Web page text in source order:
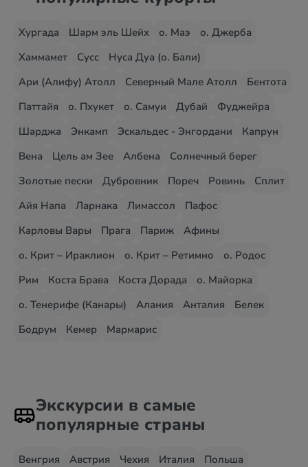
Хургада Шарм эль Шейх о. Маэ
о. Джерба
Хаммамет
Сусс
Нуса Дуа (о. Бали)
Ари (Алифу) Атолл
Северный Мале Атолл
Бентота
Паттайя
о. Пхукет о. Самуи Дубай
Фуджейра
Шарджа
Энкамп Эскальдес - Энгордани
Капрун
Вена
Цель ам Зее Албена
Солнечный берег
Золотые пески
Дубровник Пореч Ровинь
Сплит
Айя Напа
Ларнака Лимассол
Пафос
Карловы Вары
Прага Париж
Афины
о. Крит – Ираклион
о. Крит – Ретимно
о. Родос
Рим
Коста Брава Коста Дорада
о. Майорка
о. Тенерифе (Канары)
Алания Анталия
Белек
Бодрум
Кемер Мармарис
Экскурсии в самые
популярные страны
Венгрия Австрия Чехия Италия
Польша